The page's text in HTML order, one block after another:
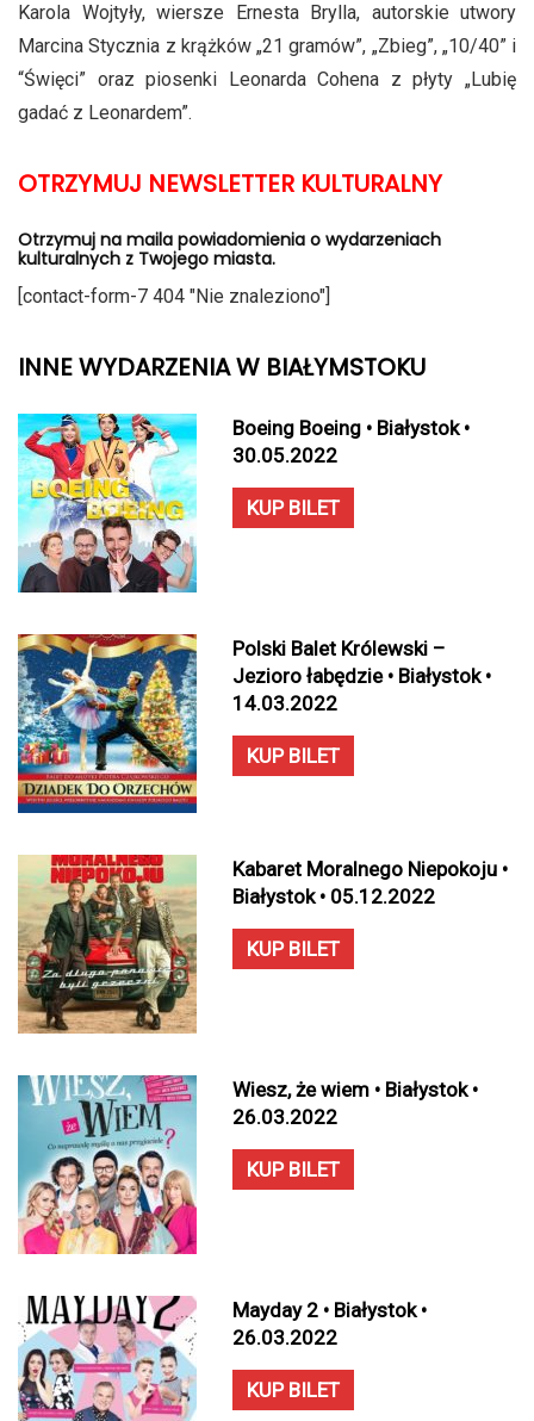
Karola Wojtyły, wiersze Ernesta Brylla, autorskie utwory
Marcina Stycznia z krążków „21 gramów”, „Zbieg”, „10/40” i
“Święci” oraz piosenki Leonarda Cohena z płyty „Lubię
gadać z Leonardem”.
OTRZYMUJ NEWSLETTER KULTURALNY
Otrzymuj na maila powiadomienia o wydarzeniach
kulturalnych z Twojego miasta.
[contact-form-7 404 "Nie znaleziono"]
INNE WYDARZENIA W BIAŁYMSTOKU
Boeing Boeing • Białystok •
30.05.2022
KUP BILET
Polski Balet Królewski –
Jezioro łabędzie • Białystok •
14.03.2022
KUP BILET
Kabaret Moralnego Niepokoju •
Białystok • 05.12.2022
KUP BILET
Wiesz, że wiem • Białystok •
26.03.2022
KUP BILET
Mayday 2 • Białystok •
26.03.2022
KUP BILET